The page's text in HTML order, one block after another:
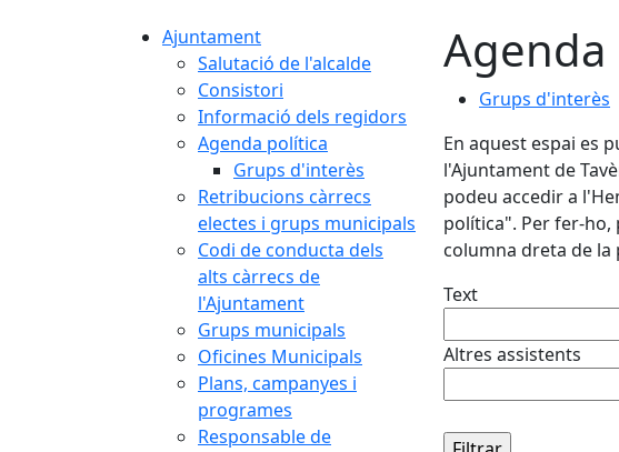
Ajuntament
Salutació de l'alcalde
Consistori
Informació dels regidors
Agenda política
Grups d'interès
Retribucions càrrecs
electes i grups municipals
Codi de conducta dels
alts càrrecs de
l'Ajuntament
Grups municipals
Oficines Municipals
Plans, campanyes i
programes
Responsable de
Grups d'interès
En aquest espai es
l'Ajuntament de
podeu accedir a
política". Per fer-ho,
columna dreta de la
Text
Altres assistents